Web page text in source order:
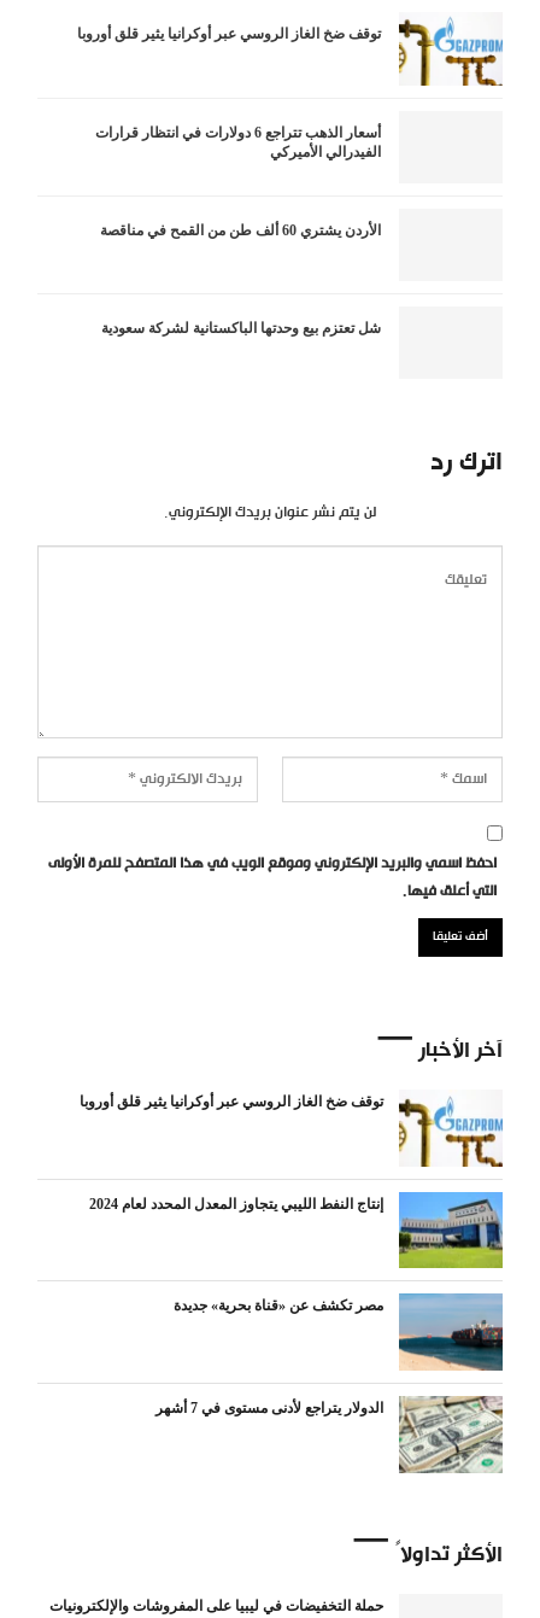
توقف ضخ الغاز الروسي عبر أوكرانيا يثير قلق أوروبا
أسعار الذهب تتراجع 6 دولارات في انتظار قرارات
الفيدرالي الأميركي
الأردن يشتري 60 ألف طن من القمح في مناقصة
شل تعتزم بيع وحدتها الباكستانية لشركة سعودية
اترك رد
لن يتم نشر عنوان بريدك الإلكتروني.
احفظ اسمي والبريد الإلكتروني وموقع الويب في هذا المتصفح للمرة الأولى
التي أعلق فيها.
آخر الأخبار
توقف ضخ الغاز الروسي عبر أوكرانيا يثير قلق أوروبا
إنتاج النفط الليبي يتجاوز المعدل المحدد لعام 2024
مصر تكشف عن «قناة بحرية» جديدة
الدولار يتراجع لأدنى مستوى في 7 أشهر
الأكثر تداولاً
حملة التخفيضات في ليبيا على المفروشات والإلكترونيات